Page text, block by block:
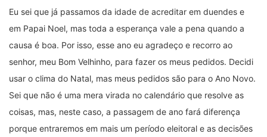
Eu sei que já passamos da idade de acreditar em duendes e
em Papai Noel, mas toda a esperança vale a pena quando a
causa é boa. Por isso, esse ano eu agradeço e recorro ao
senhor, meu Bom Velhinho, para fazer os meus pedidos. Decidi
usar o clima do Natal, mas meus pedidos são para o Ano Novo.
Sei que não é uma mera virada no calendário que resolve as
coisas, mas, neste caso, a passagem de ano fará diferença
porque entraremos em mais um período eleitoral e as decisões